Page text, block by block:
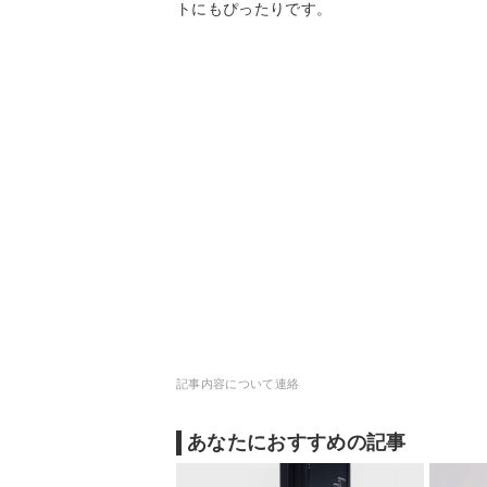
トにもぴったりです。
記事内容について連絡
あなたにおすすめの記事